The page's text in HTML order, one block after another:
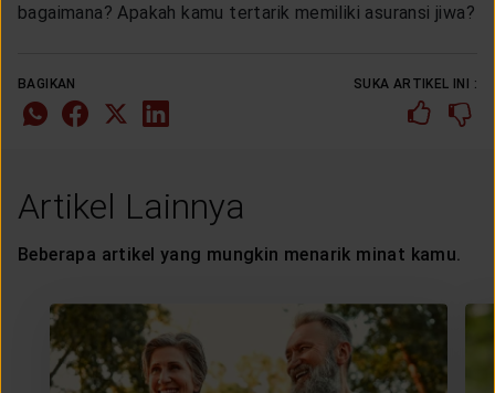
bagaimana? Apakah kamu tertarik memiliki asuransi jiwa?
BAGIKAN SUKA ARTIKEL INI :
Artikel Lainnya
Beberapa artikel yang mungkin menarik minat kamu.